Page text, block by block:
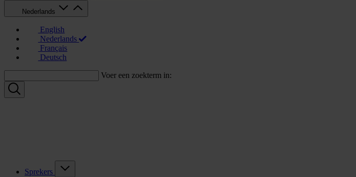
Nederlands
English
Nederlands
Français
Deutsch
Voer een zoekterm in:
Sprekers